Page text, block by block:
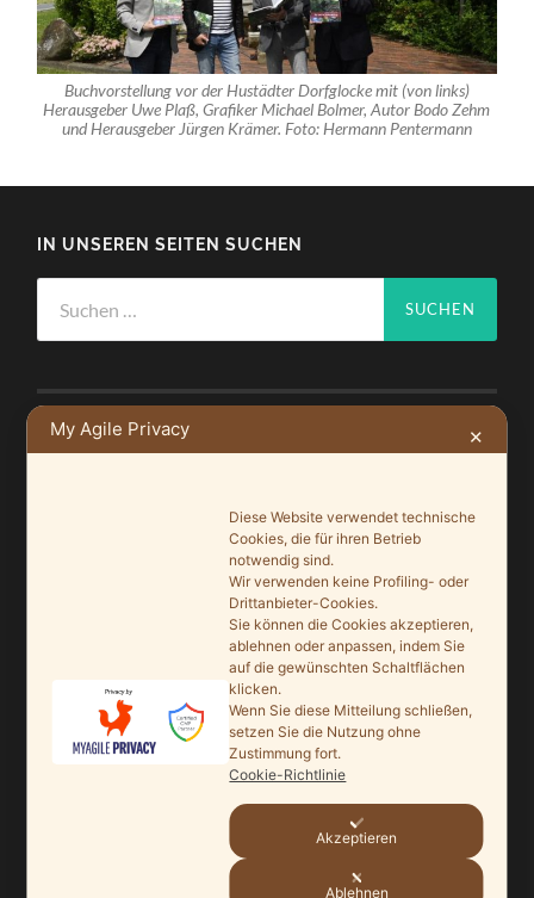
Buchvorstellung vor der Hustädter Dorfglocke mit (von links)
Herausgeber Uwe Plaß, Grafiker Michael Bolmer, Autor Bodo Zehm
und Herausgeber Jürgen Krämer. Foto: Hermann Pentermann
IN UNSEREN SEITEN SUCHEN
nach:
NEUSTE BEITRÄGE
Ein Leuchtturmprojekt für mehr Artenvielfalt
Saisonauftakt nach Maß im Grönegau-Museum
Melle punktet beim „Tag des offenen Denkmals“
27. September 2025
Ein Schaufenster der Denkmalpflege
Mit vergrößertem Führungsteam in die Zukunft
My Agile Privacy ✕
Diese Website verwendet technische
Cookies, die für ihren Betrieb
notwendig sind.
Wir verwenden keine Profiling- oder
Drittanbieter-Cookies.
Sie können die Cookies akzeptieren,
ablehnen oder anpassen, indem Sie
auf die gewünschten Schaltflächen
klicken.
Wenn Sie diese Mitteilung schließen,
setzen Sie die Nutzung ohne
Zustimmung fort.
Cookie-Richtlinie
Akzeptieren
Ablehnen